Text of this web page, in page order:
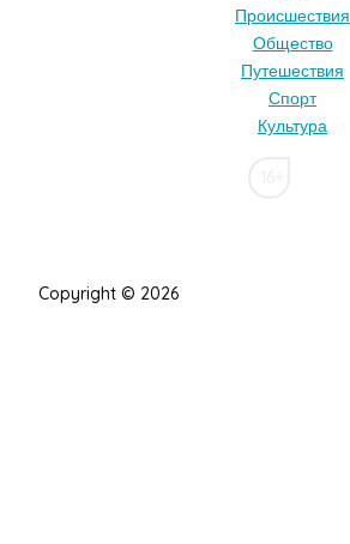
Происшествия
Общество
Путешествия
Спорт
Культура
Copyright © 2026